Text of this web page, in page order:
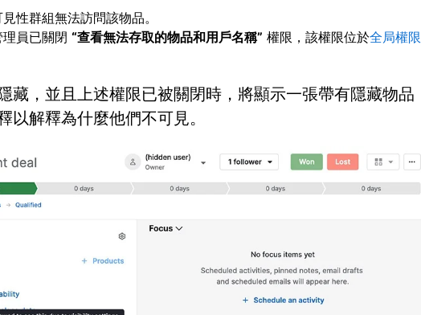
性群組無法訪問該物品。
員已關閉 “查看無法存取的物品和用戶名稱” 權限，該權限位於全局權限
藏，並且上述權限已被關閉時，將顯示一張帶有隱藏物品
以解釋為什麼他們不可見。